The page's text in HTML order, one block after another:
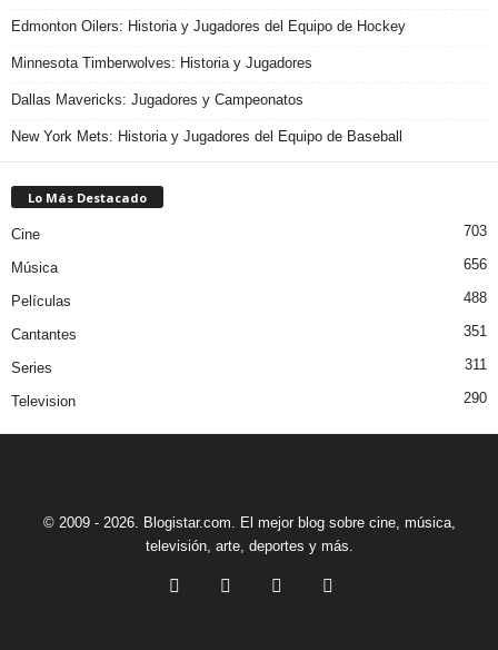
Edmonton Oilers: Historia y Jugadores del Equipo de Hockey
Minnesota Timberwolves: Historia y Jugadores
Dallas Mavericks: Jugadores y Campeonatos
New York Mets: Historia y Jugadores del Equipo de Baseball
Lo Más Destacado
Cine 703
Música 656
Películas 488
Cantantes 351
Series 311
Television 290
© 2009 - 2026. Blogistar.com. El mejor blog sobre cine, música,
televisión, arte, deportes y más.